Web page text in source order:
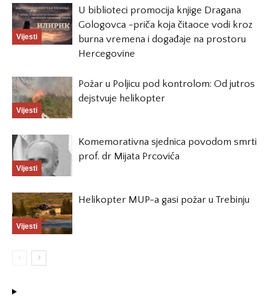
Vijesti
U biblioteci promocija knjige Dragana
Gologovca -priča koja čitaoce vodi kroz
burna vremena i događaje na prostoru
Hercegovine
Vijesti
Požar u Poljicu pod kontrolom: Od jutros
dejstvuje helikopter
Vijesti
Komemorativna sjednica povodom smrti
prof. dr Mijata Prcovića
Vijesti
Helikopter MUP-a gasi požar u Trebinju